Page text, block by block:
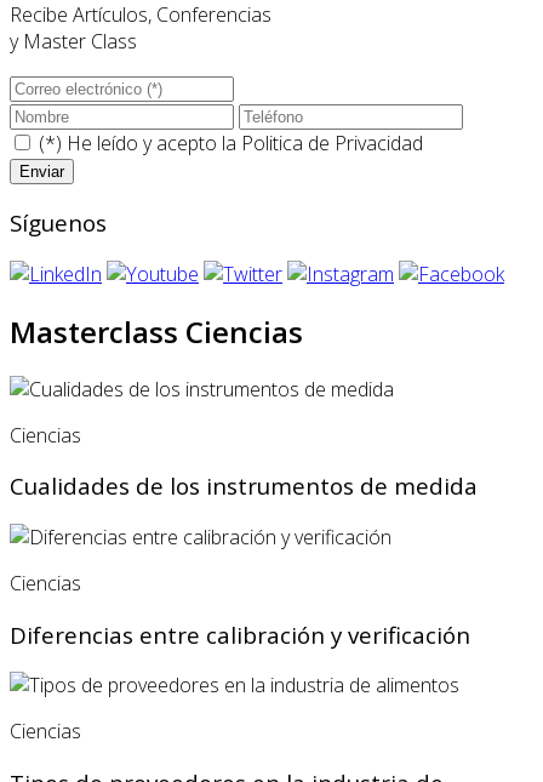
Recibe Artículos, Conferencias
y Master Class
(*) He leído y acepto la Politica de Privacidad
Síguenos
Masterclass Ciencias
Ciencias
Cualidades de los instrumentos de medida
Ciencias
Diferencias entre calibración y verificación
Ciencias